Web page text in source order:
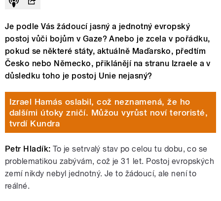
Je podle Vás žádoucí jasný a jednotný evropský
postoj vůči bojům v Gaze? Anebo je zcela v pořádku,
pokud se některé státy, aktuálně Maďarsko, předtím
Česko nebo Německo, přiklánějí na stranu Izraele a v
důsledku toho je postoj Unie nejasný?
Izrael Hamás oslabil, což neznamená, že ho
dalšími útoky zničí. Můžou vyrůst noví teroristé,
tvrdí Kundra
Petr Hladík: To je setrvalý stav po celou tu dobu, co se
problematikou zabývám, což je 31 let. Postoj evropských
zemí nikdy nebyl jednotný. Je to žádoucí, ale není to
reálné.